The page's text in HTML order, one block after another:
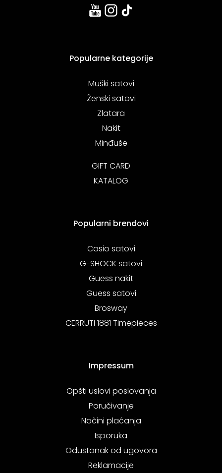
Popularne kategorije
Muški satovi
Ženski satovi
Zlatara
Nakit
Minđuše
GIFT CARD
KATALOG
Popularni brendovi
Casio satovi
G-SHOCK satovi
Guess nakit
Guess satovi
Brosway
CERRUTI 1881 Timepieces
Impressum
Opšti uslovi poslovanja
Poručivanje
Načini plaćanja
Isporuka
Odustanak od ugovora
Reklamacije